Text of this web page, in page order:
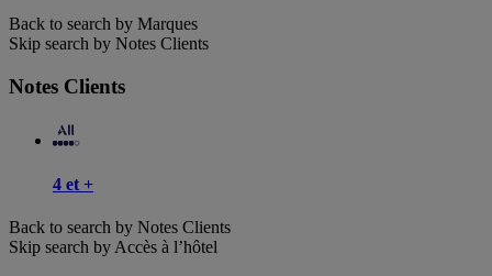
Back to search by Marques
Skip search by Notes Clients
Notes Clients
4 et +
Back to search by Notes Clients
Skip search by Accès à l’hôtel